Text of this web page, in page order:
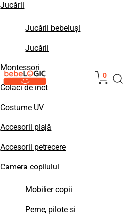
Jucării
Jucării bebeluși
Jucării
Montessori
Colaci de înot
Costume UV
Accesorii plajă
Accesorii petrecere
Camera copilului
Mobilier copii
Perne, pilote si
0